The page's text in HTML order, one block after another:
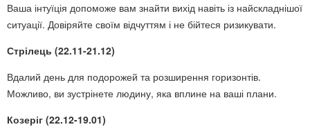
Ваша інтуїція допоможе вам знайти вихід навіть із найскладнішої
ситуації. Довіряйте своїм відчуттям і не бійтеся ризикувати.
Стрілець (22.11-21.12)
Вдалий день для подорожей та розширення горизонтів.
Можливо, ви зустрінете людину, яка вплине на ваші плани.
Козеріг (22.12-19.01)